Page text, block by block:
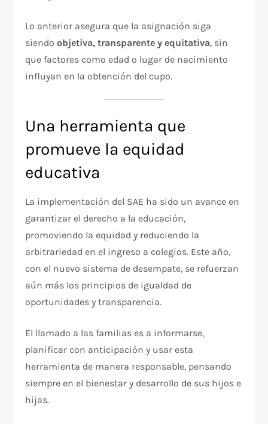
Lo anterior asegura que la asignación siga
siendoobjetiva, transparente y equitativa, sin
que factores como edad o lugar de nacimiento
influyan en la obtención del cupo.
Una herramienta que
promueve la equidad
educativa
La implementación del SAE ha sido un avance en
garantizar el derecho a la educación,
promoviendo la equidad y reduciendo la
arbitrariedad en el ingreso a colegios. Este año,
con el nuevo sistema de desempate, se refuerzan
aún más los principios de igualdad de
oportunidades y transparencia.
El llamado a las familias es a informarse,
planificar con anticipación y usar esta
herramienta de manera responsable, pensando
siempre en el bienestar y desarrollo de sus hijos e
hijas.